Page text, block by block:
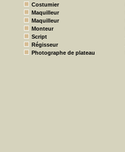
Costumier
Maquilleur
Maquilleur
Monteur
Script
Régisseur
Photographe de plateau